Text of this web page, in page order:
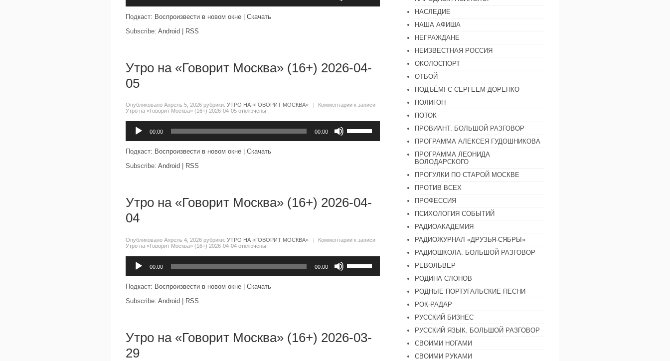
Подкаст: Воспроизвести в новом окне | Скачать
Subscribe: Android | RSS
Утро на «Говорит Москва» (16+) 2026-04-
05
Опубликовано Апрель 5, 2026 рубрики: УТРО НА «ГОВОРИТ МОСКВА» | Комментарии к записи
Утро на «Говорит Москва» (16+) 2026-04-05 отключены
00:00 00:00
клавиши
вверх/
Подкаст: Воспроизвести в новом окне
Скачать
Subscribe: Android RSS
Утро на «Говорит Москва» (16+) 2026-04-
04
Опубликовано Апрель 4, 2026 рубрики: УТРО НА «ГОВОРИТ МОСКВА» | Комментарии к записи
Утро на «Говорит Москва» (16+) 2026-04-04 отключены
00:00 00:00
клавиши
Подкаст: Воспроизвести в новом окне | Скачать
Subscribe: Android | RSS
Утро на «Говорит Москва» (16+) 2026-03-
29
НАСЛЕДИЕ
НАША АФИША
НЕГРАЖДАНЕ
НЕИЗВЕСТНАЯ РОССИЯ
ОКОЛОСПОРТ
ОТБОЙ
ПОДЪЁМ! С СЕРГЕЕМ ДОРЕНКО
ПОЛИГОН
ПОТОК
ПРОВИАНТ. БОЛЬШОЙ РАЗГОВОР
ПРОГРАММА АЛЕКСЕЯ ГУДОШНИКОВА
ПРОГРАММА ЛЕОНИДА
ВОЛОДАРСКОГО
ПРОГУЛКИ ПО СТАРОЙ МОСКВЕ
ПРОТИВ ВСЕХ
ПРОФЕССИЯ
ПСИХОЛОГИЯ СОБЫТИЙ
РАДИОАКАДЕМИЯ
РАДИОЖУРНАЛ «ДРУЗЬЯ-СЯБРЫ»
РАДИОШКОЛА. БОЛЬШОЙ РАЗГОВОР
РЕВОЛЬВЕР
РОДИНА СЛОНОВ
РОДНЫЕ ПОРТУГАЛЬСКИЕ ПЕСНИ
РОК-РАДАР
РУССКИЙ БИЗНЕС
РУССКИЙ ЯЗЫК. БОЛЬШОЙ РАЗГОВОР
СВОИМИ НОГАМИ
СВОИМИ РУКАМИ